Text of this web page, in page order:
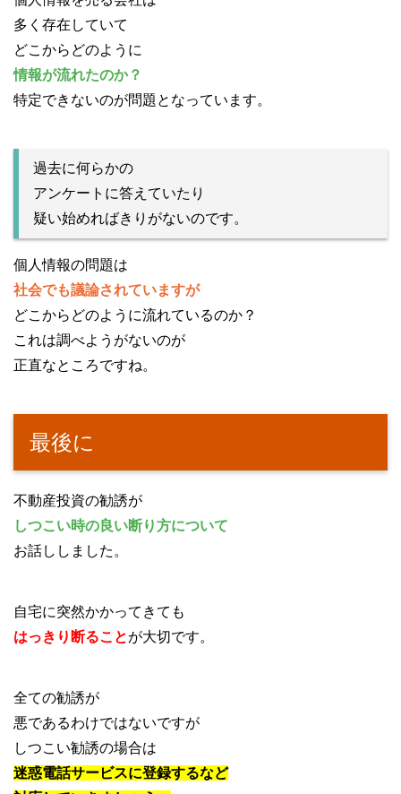
多く存在していて
どこからどのように
情報が流れたのか？
特定できないのが問題となっています。
過去に何らかの
アンケートに答えていたり
疑い始めればきりがないのです。
個人情報の問題は
社会でも議論されていますが
どこからどのように流れているのか？
これは調べようがないのが
正直なところですね。
最後に
不動産投資の勧誘が
しつこい時の良い断り方について
お話ししました。
自宅に突然かかってきても
はっきり断ることが大切です。
全ての勧誘が
悪であるわけではないですが
しつこい勧誘の場合は
迷惑電話サービスに登録するなど